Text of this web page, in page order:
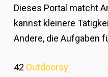
Dieses Portal matcht
kannst kleinere
Andere, die Aufgaben
42 Outdoorsy